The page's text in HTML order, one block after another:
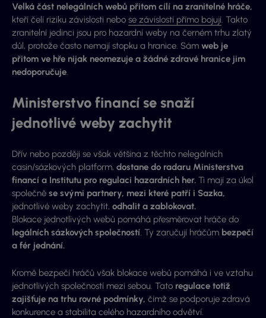
Velká část nelegálních webů přitom cílí na zranitelné hráče,
kteří čelí riziku závislosti nebo se závislostí přímo bojují. Takto
zranitelní jedinci jsou pro hazardní weby na černém trhu zlatý
důl, protože často nemají stopku a hranice. Sám web je
přitom ve hře nijak neomezuje a žádné zdravé hranice jim
nedoporučuje.
Ministerstvo financí se snaží
jednotlivé weby zachytit
Dřív nebo později se však většina z těchto nelegálních
casin/sázkových platform, dostane do radaru Ministerstva
financí a Institutu pro regulaci hazardních her. Ti mají za úkol
společně se svými partnery, mezi které patří i Sazka,
jednotlivé weby zachytit, odhalit a zablokovat.
Blokace jednotlivých webů pomáhá přesměrovat hráče do
legálních sázkových společností. Ty zaručují hráčům bezpečí
a fér jednání.
Kromě bezpečí hráčů však blokace webů pomáhá i ve vztahu
jednotlivých společností mezi sebou. Tato regulace totiž
zajišťuje na trhu rovné podmínky, čímž se podporuje zdravá
konkurence a stabilita celého hazardního odvětví.